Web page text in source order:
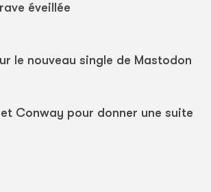
éveillée
le nouveau single de Mastodon
Conway pour donner une suite